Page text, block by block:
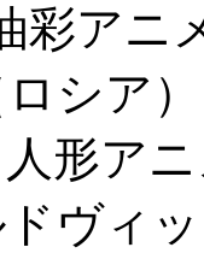
彩ア
シア
人形ア
ドヴィ